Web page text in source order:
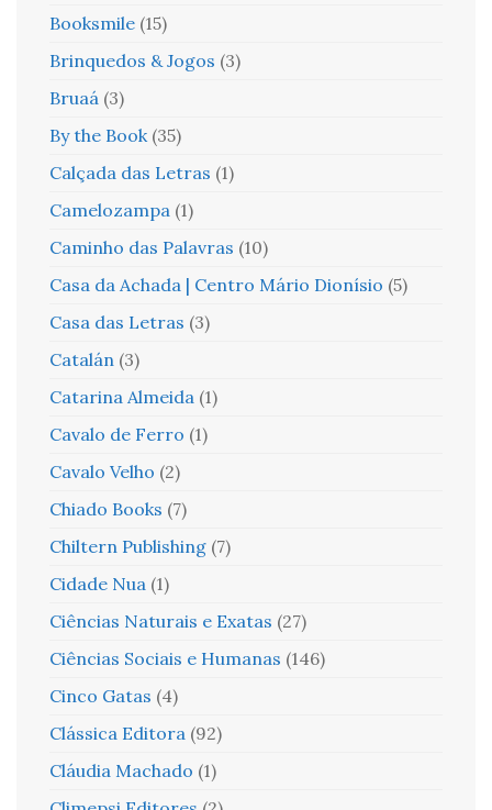
Booksmile (15)
Brinquedos & Jogos (3)
Bruaá (3)
By the Book (35)
Calçada das Letras (1)
Camelozampa (1)
Caminho das Palavras (10)
Casa da Achada | Centro Mário Dionísio (5)
Casa das Letras (3)
Catalán (3)
Catarina Almeida (1)
Cavalo de Ferro (1)
Cavalo Velho (2)
Chiado Books (7)
Chiltern Publishing (7)
Cidade Nua (1)
Ciências Naturais e Exatas (27)
Ciências Sociais e Humanas (146)
Cinco Gatas (4)
Clássica Editora (92)
Cláudia Machado (1)